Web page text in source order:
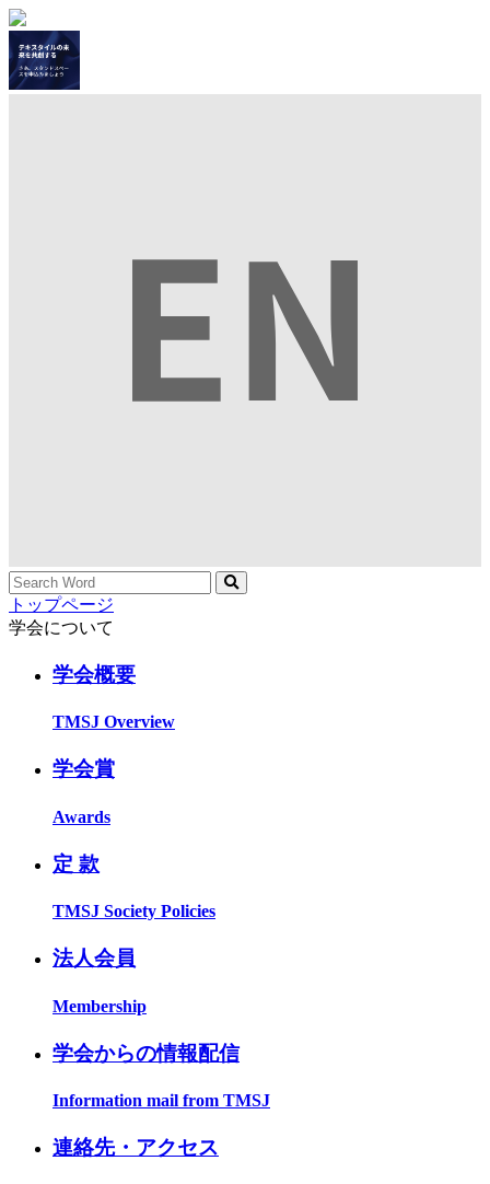
トップページ
学会について
学会概要
TMSJ Overview
学会賞
Awards
定 款
TMSJ Society Policies
法人会員
Membership
学会からの情報配信
Information mail from TMSJ
連絡先・アクセス